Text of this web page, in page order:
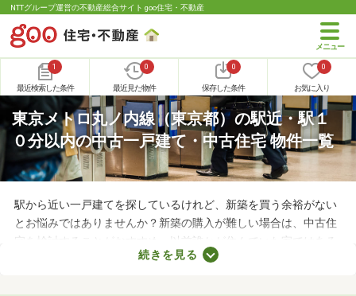
NTTグループ運営の不動産総合サイト goo住宅・不動産
1
最近検索した条件
0
最近見た物件
0
保存した条件
0
お気に入り
東京メトロ丸ノ内線（東京都）の駅近・駅１
０分以内の中古一戸建て・中古住宅 物件一覧
駅から近い一戸建てを探しているけれど、新築を買う余裕がない
とお悩みではありませんか？新築の購入が難しい場合は、中古住
宅を検討することがおすすめ。以前誰かが住んでいた家ではある
ものの、費用を大幅に抑えられるメリットがあります。ここで
続きを見る